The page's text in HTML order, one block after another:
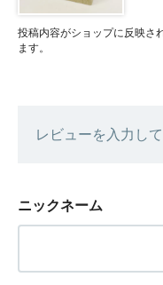
投稿内容がショップに反映さ
ます。
レビューを入力して
ニックネーム